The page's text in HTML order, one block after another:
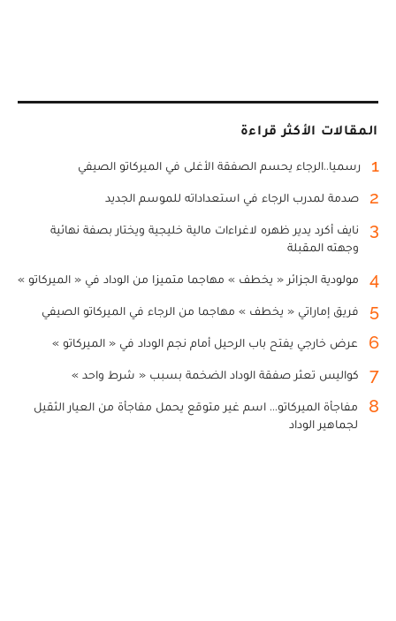
المقالات الأكثر قراءة
1 رسميا..الرجاء يحسم الصفقة الأغلى في الميركاتو الصيفي
2 صدمة لمدرب الرجاء في استعداداته للموسم الجديد
3
نايف أكرد يدير ظهره لاغراءات مالية خليجية ويختار بصفة نهائية
وجهته المقبلة
4 مولودية الجزائر « يخطف » مهاجما متميزا من الوداد في « الميركاتو »
5 فريق إماراتي « يخطف » مهاجما من الرجاء في الميركاتو الصيفي
6 عرض خارجي يفتح باب الرحيل أمام نجم الوداد في « الميركاتو »
7 كواليس تعثر صفقة الوداد الضخمة بسبب « شرط واحد »
8
مفاجأة الميركاتو... اسم غير متوقع يحمل مفاجأة من العيار الثقيل
لجماهير الوداد